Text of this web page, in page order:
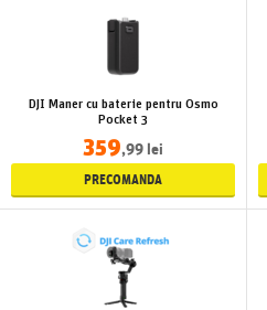
DJI Maner cu baterie pentru Osmo
Pocket 3
359,99 lei
PRECOMANDA